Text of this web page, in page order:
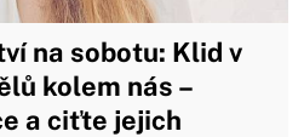
na sobotu: Klid v
kolem nás –
a ciťte jejich